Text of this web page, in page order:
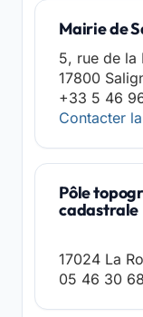
Mairie de
5, rue de la
17800
+33 5 46
Contacter
Pôle
cadastrale
17024 La
05 46 30